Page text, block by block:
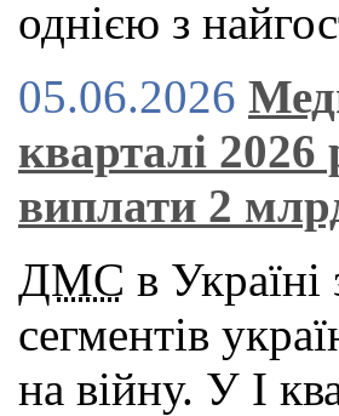
однією з
05.06.2026
кварталі
виплати 2
ДМС в
сегментів
на війну. У І